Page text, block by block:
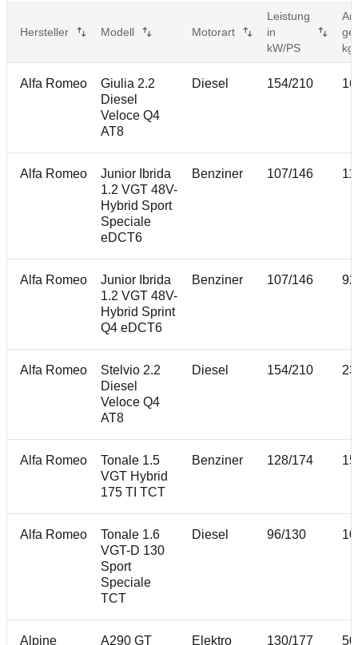
Hersteller Modell Motorart
Leistung
in
kW/PS
kg*
Alfa Romeo
Giulia 2.2
Diesel
Veloce Q4
AT8
Diesel 154/210
Alfa Romeo
Junior Ibrida
1.2 VGT 48V-
Hybrid Sport
Speciale
eDCT6
Benziner 107/146
Alfa Romeo
Junior Ibrida
1.2 VGT 48V-
Hybrid Sprint
Q4 eDCT6
Benziner 107/146
Alfa Romeo
Stelvio 2.2
Diesel
Veloce Q4
AT8
Diesel 154/210
Alfa Romeo
Tonale 1.5
VGT Hybrid
175 TI TCT
Benziner 128/174
Alfa Romeo
Tonale 1.6
VGT-D 130
Sport
Speciale
TCT
Diesel 96/130
Alpine
A290 GT
Elektro 130/177